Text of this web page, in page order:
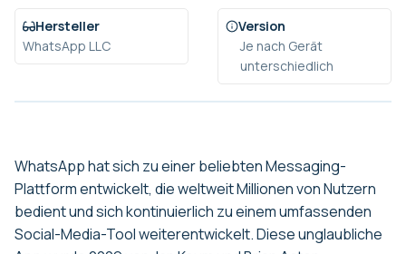
Hersteller
WhatsApp LLC
Version
Je nach Gerät
unterschiedlich
WhatsApp hat sich zu einer beliebten Messaging-
Plattform entwickelt, die weltweit Millionen von Nutzern
bedient und sich kontinuierlich zu einem umfassenden
Social-Media-Tool weiterentwickelt. Diese unglaubliche